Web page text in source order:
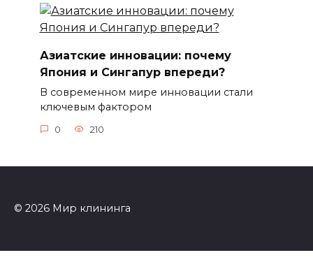
Азиатские инновации: почему
Япония и Сингапур впереди?
В современном мире инновации стали
ключевым фактором
0 210
© 2026 Мир клининга